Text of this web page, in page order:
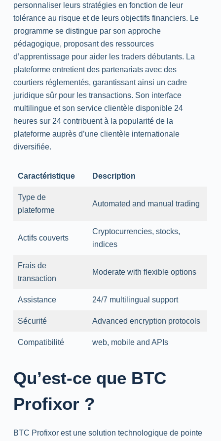
personnaliser leurs stratégies en fonction de leur
tolérance au risque et de leurs objectifs financiers. Le
programme se distingue par son approche
pédagogique, proposant des ressources
d’apprentissage pour aider les traders débutants. La
plateforme entretient des partenariats avec des
courtiers réglementés, garantissant ainsi un cadre
juridique sûr pour les transactions. Son interface
multilingue et son service clientèle disponible 24
heures sur 24 contribuent à la popularité de la
plateforme auprès d’une clientèle internationale
diversifiée.
Caractéristique Description
Type de
plateforme
Automated and manual trading
Actifs couverts
Cryptocurrencies, stocks,
indices
Frais de
transaction
Moderate with flexible options
Assistance 24/7 multilingual support
Sécurité Advanced encryption protocols
Compatibilité web, mobile and APIs
Qu’est-ce que BTC
Profixor ?
BTC Profixor est une solution technologique de pointe